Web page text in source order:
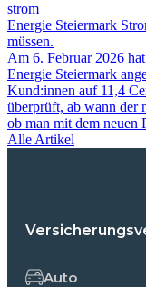
strom
Energie Steiermark
müssen.
Am 6. Februar 2026
Energie Steiermark
Kund:innen auf 11,4
überprüft, ab wann der
ob man mit dem
Alle Artikel
Auto